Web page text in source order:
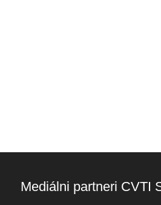
Mediálni partneri CVTI